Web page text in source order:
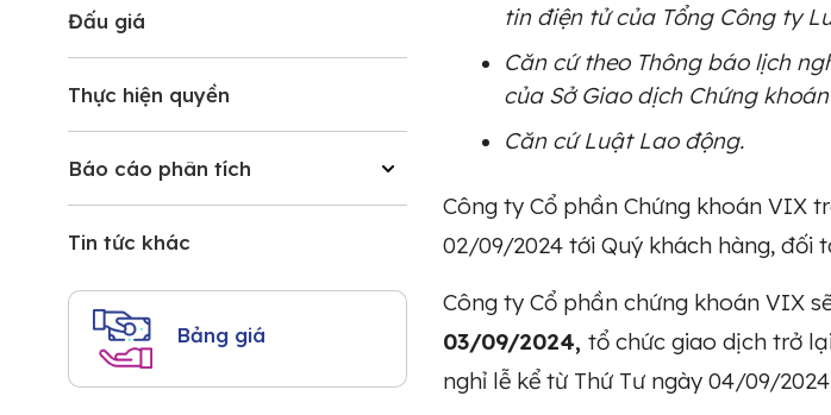
Đấu giá
Thực hiện quyền
Báo cáo phân tích
Tin tức khác
Bảng giá
tin điện tử của Tổng Công ty
Căn cứ theo Thông báo lịch
của Sở Giao dịch Chứng
Căn cứ Luật Lao động.
Công ty Cổ phần Chứng khoán VIX
02/09/2024 tới Quý khách hàng, đối
Công ty Cổ phần chứng khoán VIX
03/09/2024, tổ chức giao dịch trở
nghỉ lễ kể từ Thứ Tư ngày 04/09/